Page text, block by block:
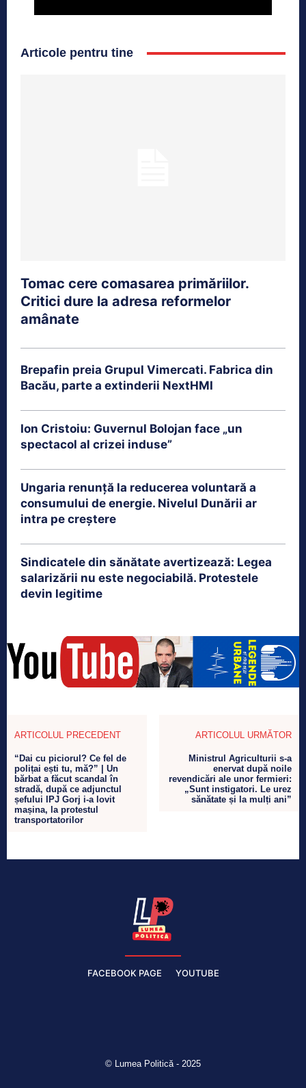
Articole pentru tine
Tomac cere comasarea primăriilor.
Critici dure la adresa reformelor
amânate
Brepafin preia Grupul Vimercati. Fabrica din
Bacău, parte a extinderii NextHMI
Ion Cristoiu: Guvernul Bolojan face „un
spectacol al crizei induse”
Ungaria renunță la reducerea voluntară a
consumului de energie. Nivelul Dunării ar
intra pe creștere
Sindicatele din sănătate avertizează: Legea
salarizării nu este negociabilă. Protestele
devin legitime
ARTICOLUL PRECEDENT
“Dai cu piciorul? Ce fel de
polițai ești tu, mă?” | Un
bărbat a făcut scandal în
stradă, după ce adjunctul
șefului IPJ Gorj i-a lovit
mașina, la protestul
transportatorilor
ARTICOLUL URMĂTOR
Ministrul Agriculturii s-a
enervat după noile
revendicări ale unor fermieri:
„Sunt instigatori. Le urez
sănătate și la mulți ani”
FACEBOOK PAGE YOUTUBE
© Lumea Politică - 2025